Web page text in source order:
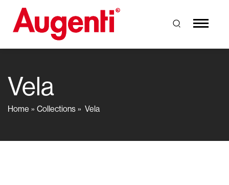
Vela
Home Collections Vela